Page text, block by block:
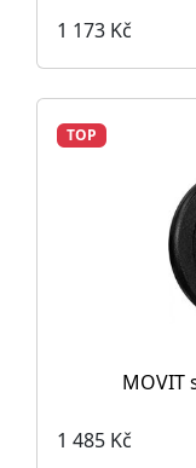
1 173 Kč
TOP
MOVIT
1 485 Kč